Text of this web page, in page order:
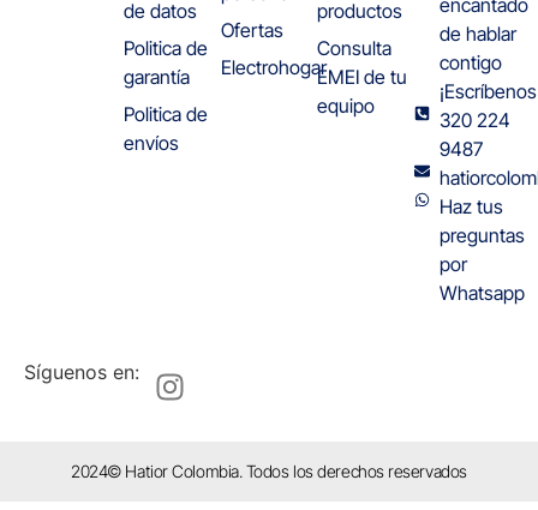
de datos
Politica de
garantía
Politica de
envíos
Ofertas
Electrohogar
productos
Consulta
EMEI de tu
equipo
de hablar
contigo
320 224
9487
Haz tus
preguntas
por
Whatsapp
Síguenos en:
2024© Hatior Colombia. Todos los derechos reservados